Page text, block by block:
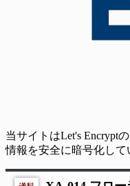
当サイトはLet's Encrypt
情報を安全に暗号化して